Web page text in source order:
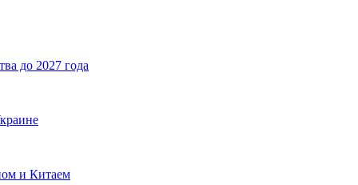
до 2027 года
и Китаем